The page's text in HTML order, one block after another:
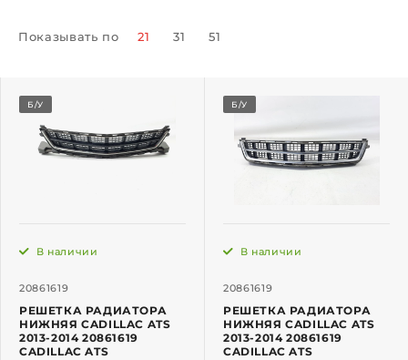
Показывать по 21 31 51
Б/У
20861619
В наличии
РЕШЕТКА РАДИАТОРА
НИЖНЯЯ CADILLAC ATS
2013-2014 20861619
CADILLAC ATS
Б/У
20861619
В наличии
РЕШЕТКА РАДИАТОРА
НИЖНЯЯ CADILLAC ATS
2013-2014 20861619
CADILLAC ATS